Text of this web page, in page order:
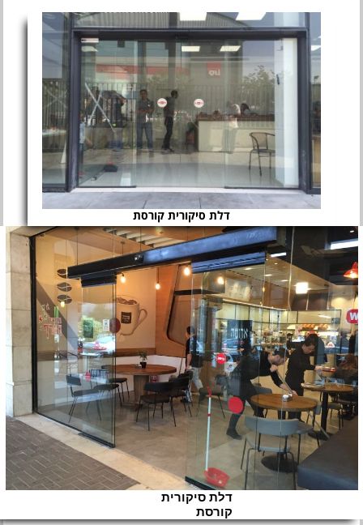
דלת סיקורית
קורסת
דלת סיקורית קורסת